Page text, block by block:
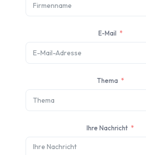
E-Mail
Thema
Ihre Nachricht